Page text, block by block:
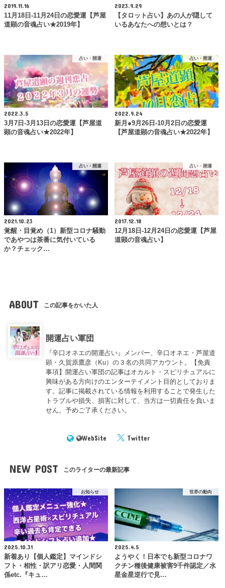
2019.11.16
11月18日-11月24日の恋愛運【芦屋
道顕の音魂占い★2019年】
2023.9.29
【タロット占い】あの人が隠して
いるあなたへの想いとは？
占い・開運
2022.3.5
3月7日-3月13日の恋愛運【芦屋道
顕の音魂占い★2022年】
占い・開運
2022.9.24
新月●9月26日-10月2日の恋愛運
【芦屋道顕の音魂占い★2022年】
占い・開運
2021.10.23
覚醒・目覚め（1）新型コロナ騒動
であやつは茶番に気付いている
か？チェック…
占い・開運
2017.12.18
12月18日-12月24日の恋愛運【芦屋
道顕の音魂占い】
ABOUT この記事をかいた人
開運占い軍団
『辛口オネエの開運占い』メンバー、辛口オネエ・芦屋道
顕・久賀原鷹彦（Ku）の３名の共同アカウント。【免責
事項】開運占い軍団の記事はオカルト・スピリチュアルに
興味がある方向けのエンターテイメント目的としておりま
す。記事に掲載されている情報を利用することで発生した
トラブルや損失、損害に対して、当方は一切責任を負いま
せん。予めご了承ください。
WebSite Twitter
NEW POST このライターの最新記事
お知らせ
2025.10.31
新着あり【個人鑑定】マインドシ
フト・相性・訳アリ恋愛・人間関
係etc.『キュ…
世界の動向
2025.4.5
ようやく！日本でも新型コロナワ
クチン種後健康被害9千件認定／水
星金星逆行で見…